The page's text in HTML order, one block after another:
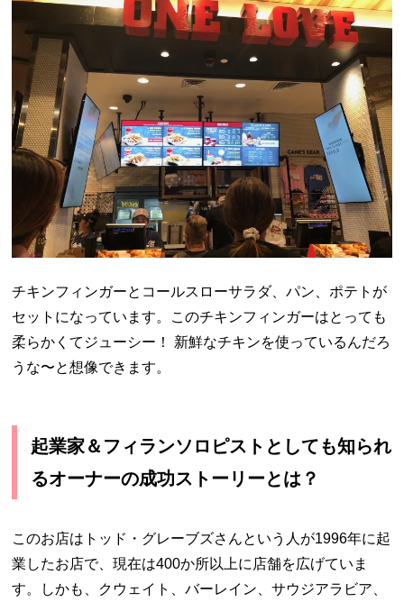
チキンフィンガーとコールスローサラダ、パン、ポテトが
セットになっています。このチキンフィンガーはとっても
柔らかくてジューシー！ 新鮮なチキンを使っているんだろ
うな〜と想像できます。
起業家＆フィランソロピストとしても知られ
るオーナーの成功ストーリーとは？
このお店はトッド・グレーブズさんという人が1996年に起
業したお店で、現在は400か所以上に店舗を広げていま
す。しかも、クウェイト、バーレイン、サウジアラビア、